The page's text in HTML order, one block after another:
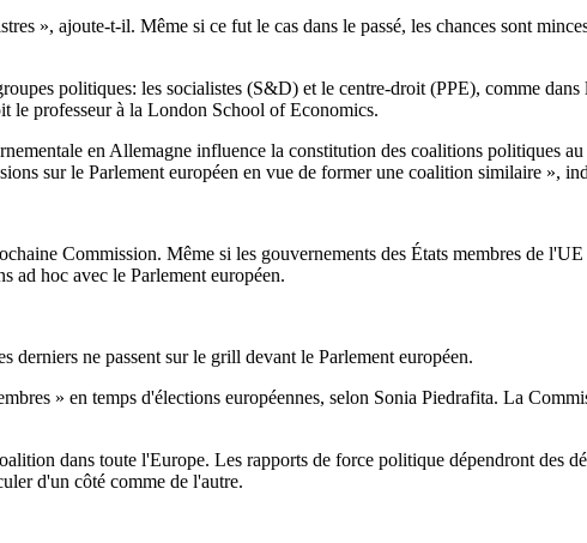
», ajoute-t-il. Même si ce fut le cas dans le passé, les chances sont
politiques: les socialistes (S&D) et le centre-droit (PPE), comme dans
le professeur à la London School of Economics.
en Allemagne influence la constitution des coalitions politiques au
sur le Parlement européen en vue de former une coalition similaire »,
Commission. Même si les gouvernements des États membres de
ad hoc avec le Parlement européen.
derniers ne passent sur le grill devant le Parlement européen.
» en temps d'élections européennes, selon Sonia Piedrafita. La
dans toute l'Europe. Les rapports de force politique dépendront des
d'un côté comme de l'autre.